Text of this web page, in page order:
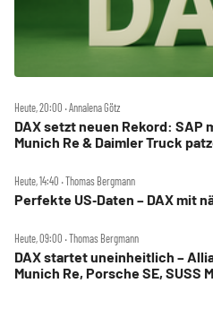
Heute, 20:00 ‧ Annalena Götz
DAX setzt neuen Rekord: SAP
Munich Re & Daimler Truck
Heute, 14:40 ‧ Thomas Bergmann
Perfekte US‑Daten – DAX mit
Heute, 09:00 ‧ Thomas Bergmann
DAX startet uneinheitlich –
Munich Re, Porsche SE, SUSS